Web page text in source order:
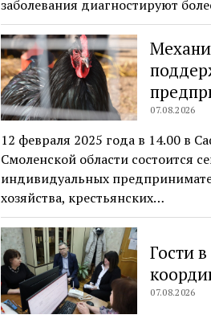
заболевания диагностируют
07.08.2026
12 февраля 2025 года в 14.00 в
Смоленской области состоится
индивидуальных
хозяйства, крестьянских…
Гости
07.08.2026